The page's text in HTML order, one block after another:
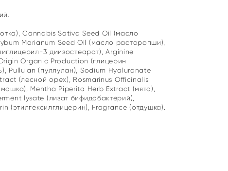
Cannabis Sativa Seed Oil (масло
Marianum Seed Oil (масло расторопши),
3 диизостеарат), Arginine
Organic Production (глицерин
Pullulan (пуллулан), Sodium Hyaluronate
(лесной орех), Rosmarinus Officinalis
Mentha Piperita Herb Extract (мята),
lysate (лизат бифидобактерий),
(этилгексилглицерин), Fragrance (отдушка).